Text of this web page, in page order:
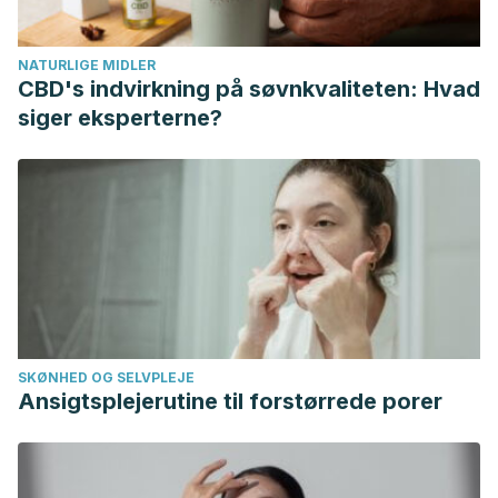
corazón y los vasos sanguíneos – Manual MSD versión
para público general. (n.d.). Retrieved May 28, 2019, from
https://www.msdmanuals.com/es/hogar/trastornos-del-
corazón-y-los-vasos-sanguíneos/arritmias/fibrilación-
auricular-y-aleteo-auricular
MedlinePlus. Fibriloaleteo auricular.
https://medlineplus.gov/spanish/ency/article/000184.htm
Fundación Española del Corazón.Tromboembolismo
pulmonar.https://fundaciondelcorazon.com/informacion-
para-pacientes/enfermedades-
cardiovasculares/tromboembolismo-pulmonar.html
Fundación Española del Corazón. Holter.
https://fundaciondelcorazon.com/informacion-para-
pacientes/metodos-diagnosticos/holter.html
Manual MSD. Fibrilación auricular y aleteo auricular.
https://www.msdmanuals.com/es-ar/hogar/trastornos-del-
NATURLIGE MIDLER
CBD's indvirkning på søvnkvaliteten: Hvad
siger eksperterne?
SKØNHED OG SELVPLEJE
Ansigtsplejerutine til forstørrede porer